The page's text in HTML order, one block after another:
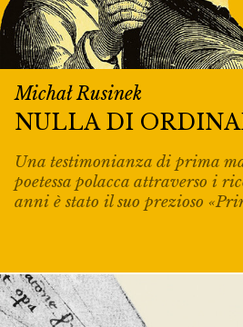
Michał Rusinek
NULLA DI
Una testimonianza di prima
poetessa polacca attraverso i
anni è stato il suo prezioso